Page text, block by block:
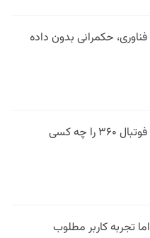
حکمرانی بدون داده
فیلتر در وقت اضافه؛ فوتبال ۳۶۰ را چه کسی
تجربه کاربر مطلوب